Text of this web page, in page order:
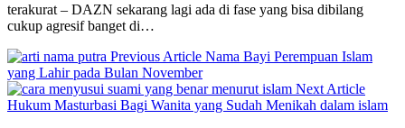
terakurat – DAZN sekarang lagi ada di fase yang bisa dibilang
cukup agresif banget di…
Previous Article Previous
Nama Bayi Perempuan Islam
yang Lahir pada Bulan November
Next ArticleNext
Post:
Hukum Masturbasi Bagi Wanita yang Sudah Menikah dalam islam